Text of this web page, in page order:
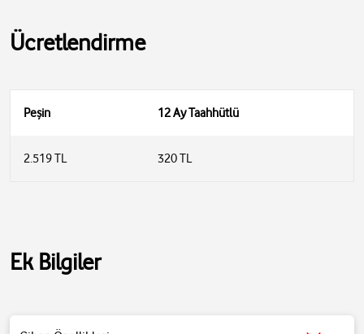
Ücretlendirme
Peşin 12 Ay Taahhütlü
2.519 TL 320 TL
Ek Bilgiler